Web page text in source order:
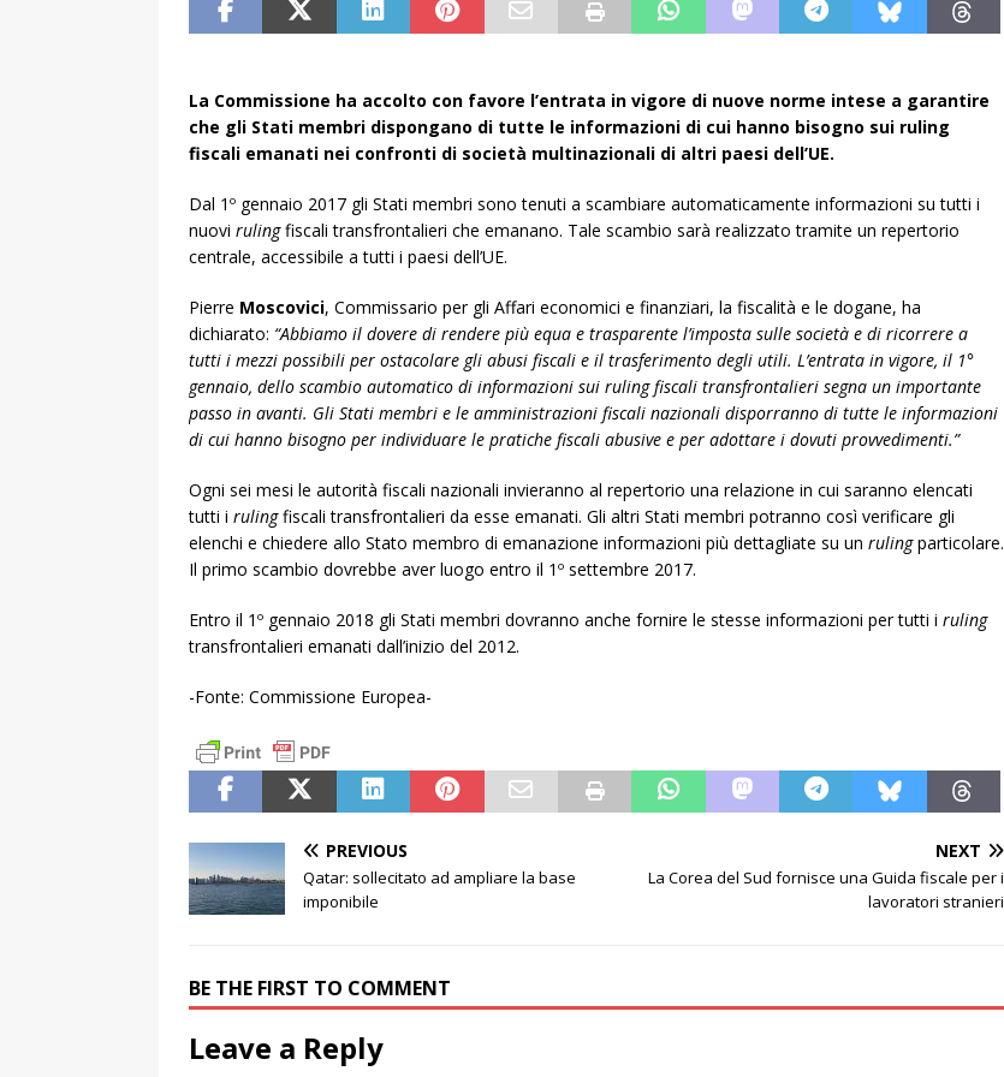
La Commissione ha accolto con favore l’entrata in vigore di nuove norme intese a garantire
che gli Stati membri dispongano di tutte le informazioni di cui hanno bisogno sui ruling
fiscali emanati nei confronti di società multinazionali di altri paesi dell’UE.
Dal 1º gennaio 2017 gli Stati membri sono tenuti a scambiare automaticamente informazioni su tutti i
nuovi rulingfiscali transfrontalieri che emanano. Tale scambio sarà realizzato tramite un repertorio
centrale, accessibile a tutti i paesi dell’UE.
Pierre Moscovici, Commissario per gli Affari economici e finanziari, la fiscalità e le dogane, ha
dichiarato: “Abbiamo il dovere di rendere più equa e trasparente l’imposta sulle società e di ricorrere a
tutti i mezzi possibili per ostacolare gli abusi fiscali e il trasferimento degli utili. L’entrata in vigore, il 1°
gennaio, dello scambio automatico di informazioni sui ruling fiscali transfrontalieri segna un importante
passo in avanti. Gli Stati membri e le amministrazioni fiscali nazionali disporranno di tutte le informazioni
di cui hanno bisogno per individuare le pratiche fiscali abusive e per adottare i dovuti provvedimenti.”
Ogni sei mesi le autorità fiscali nazionali invieranno al repertorio una relazione in cui saranno elencati
tutti i rulingfiscali transfrontalieri da esse emanati. Gli altri Stati membri potranno così verificare gli
elenchi e chiedere allo Stato membro di emanazione informazioni più dettagliate su un rulingparticolare.
Il primo scambio dovrebbe aver luogo entro il 1º settembre 2017.
Entro il 1º gennaio 2018 gli Stati membri dovranno anche fornire le stesse informazioni per tutti i ruling
transfrontalieri emanati dall’inizio del 2012.
-Fonte: Commissione Europea-
PREVIOUS
Qatar: sollecitato ad ampliare la base
imponibile
NEXT
La Corea del Sud fornisce una Guida fiscale per i
lavoratori stranieri
BE THE FIRST TO COMMENT
Leave a Reply